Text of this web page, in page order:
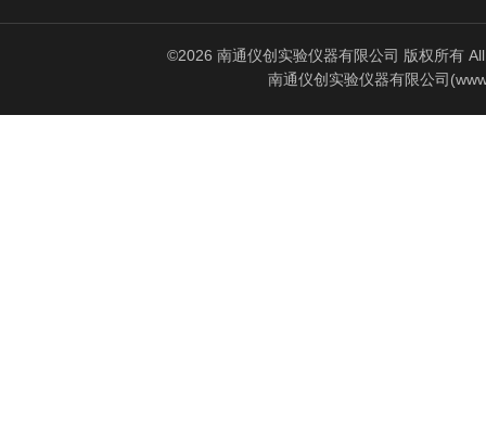
©2026 南通仪创实验仪器有限公司 版权所有
南通仪创实验仪器有限公司